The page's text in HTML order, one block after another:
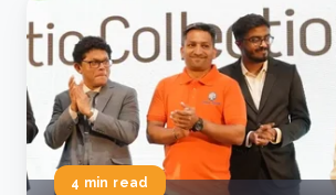
4 min read